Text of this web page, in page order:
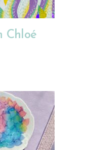
Chloé